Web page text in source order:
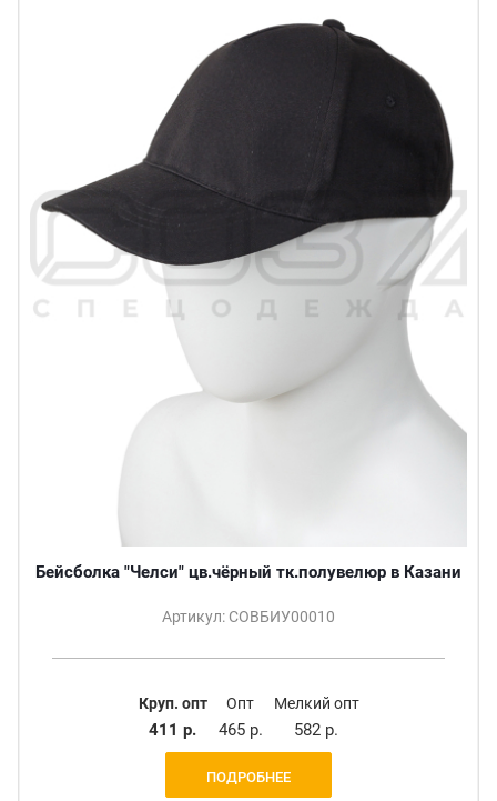
Бейсболка "Челси" цв.чёрный тк.полувелюр в Казани
Артикул: СОВБИУ00010
Круп. опт
411 р.
Опт
465 р.
Мелкий опт
582 р.
ПОДРОБНЕЕ